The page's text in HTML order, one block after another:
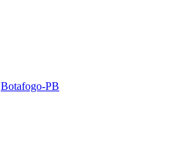
Botafogo-PB